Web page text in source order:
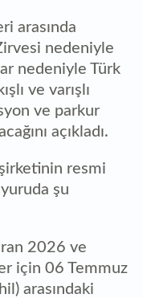
arasında
nedeniyle
nedeniyle Türk
ve varışlı
ve parkur
açıkladı.
resmi
şu
2026 ve
için 06 Temmuz
arasındaki